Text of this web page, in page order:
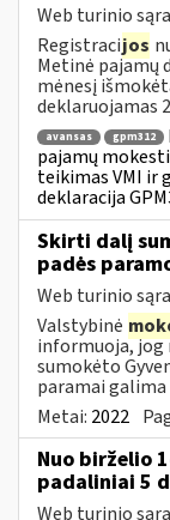
Web turinio
Registracijos
Metinė pajamų
mėnesį
deklaruojamas
avansas gpm312
pajamų
teikimas VMI ir
deklaracija
Skirti dalį
padės
Web turinio
Valstybinė
informuoja, jog
sumokėto
paramai
Metai: 2022
Nuo birželio
padaliniai 5
Web turinio